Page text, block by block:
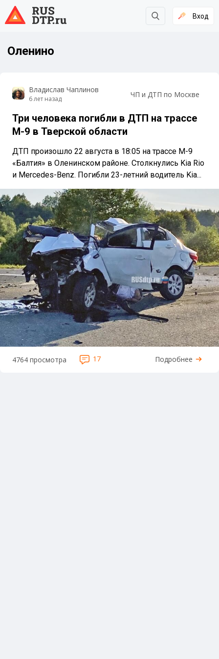
Вход
Оленино
Владислав Чаплинов
6 лет назад ЧП и ДТП по Москве
Три человека погибли в ДТП на трассе
М-9 в Тверской области
ДТП произошло 22 августа в 18:05 на трассе М-9
«Балтия» в Оленинском районе. Столкнулись Kia Rio
и Mercedes-Benz. Погибли 23-летний водитель Kia...
4764 просмотра 17 Подробнее